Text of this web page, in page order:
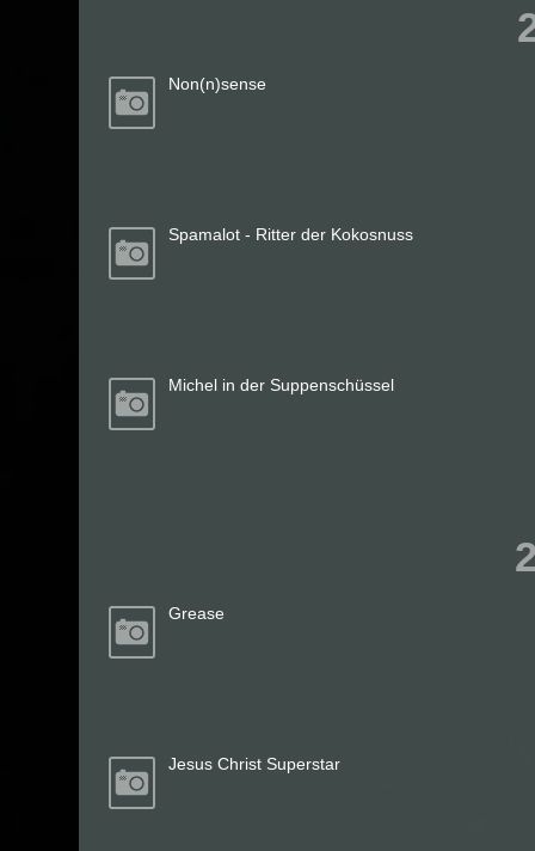
Non(n)sense
Spamalot - Ritter der Kokosnuss
Michel in der Suppenschüssel
Grease
Jesus Christ Superstar